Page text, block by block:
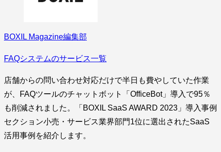
BOXIL Magazine編集部
FAQシステムのサービス一覧
店舗からの問い合わせ対応だけで半日も費やしていた作業
が、FAQツールのチャットボット「OfficeBot」導入で95％
も削減されました。「BOXIL SaaS AWARD 2023」導入事例
セクション小売・サービス業界部門1位に選出されたSaaS
活用事例を紹介します。